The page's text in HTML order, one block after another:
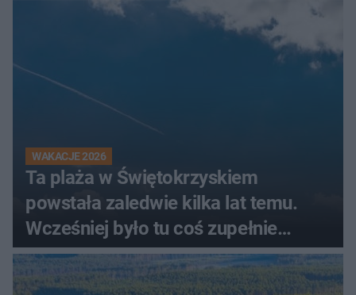
WAKACJE 2026
Ta plaża w Świętokrzyskiem
powstała zaledwie kilka lat temu.
Wcześniej było tu coś zupełnie
innego